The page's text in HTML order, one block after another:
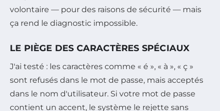
volontaire — pour des raisons de sécurité — mais
ça rend le diagnostic impossible.
LE PIÈGE DES CARACTÈRES SPÉCIAUX
J'ai testé : les caractères comme « é », « à », « ç »
sont refusés dans le mot de passe, mais acceptés
dans le nom d'utilisateur. Si votre mot de passe
contient un accent, le système le rejette sans